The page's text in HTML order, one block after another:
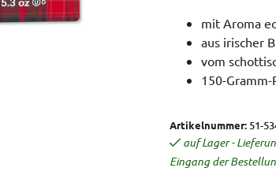
mit Aroma
aus irischer
vom
150-Gramm-
Artikelnummer:51-
auf Lager -
Eingang der